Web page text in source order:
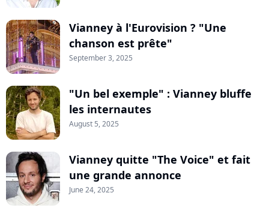
Vianney à l'Eurovision ? "Une
chanson est prête"
September 3, 2025
"Un bel exemple" : Vianney bluffe
les internautes
August 5, 2025
Vianney quitte "The Voice" et fait
une grande annonce
June 24, 2025